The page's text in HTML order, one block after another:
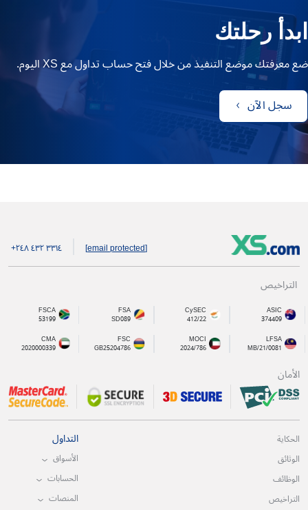
ابدأ رحلتك
ضع معرفتك موضع التنفيذ من خلال فتح حساب تداول مع XS اليوم.
سجل الآن
[email protected] +۲٤۸ ٤۳۲ ۳۳۱٤
التراخيص
ASIC
374409
CySEC
412/22
FSA
SD089
FSCA
53199
LFSA
MB/21/0081
MOCI
2024/786
FSC
GB25204786
CMA
2020000339
الأمان
الحكاية
الوثائق
الوظائف
التراخيص
التداول
الأسواق
الحسابات
المنصات